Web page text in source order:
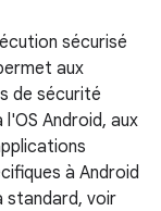
sécurisé
aux
de sécurité
Android, aux
à Android
standard, voir